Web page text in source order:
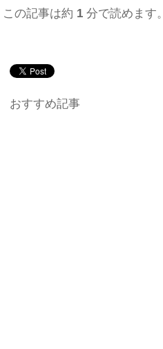
この記事は約 1 分で読めます。
おすすめ記事